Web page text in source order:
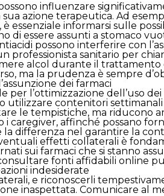
influenzare
azione terapeutica. Ad
essenziale informarsi sulle
di essere assunti a stomaco
possono interferire con
professionista sanitario per
alcol durante il
ma la prudenza è sempre
dei farmaci
per l’ottimizzazione dell’uso
utilizzare contenitori
le tempistiche, ma riducono
i caregiver, affinché possano
la differenza nel garantire la
effetti collaterali è
sui farmaci che si stanno
fonti affidabili online
indesiderate
e riconoscerli
inaspettata. Comunicare al